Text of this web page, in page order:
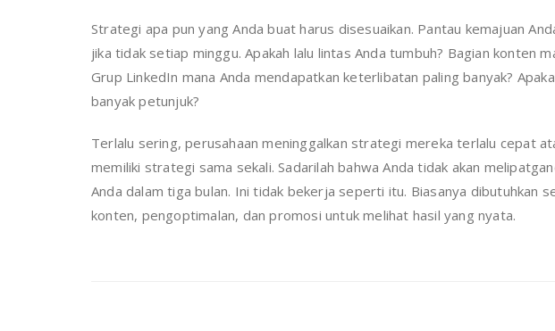
Strategi apa pun yang Anda buat harus disesuaikan. Pantau kemajuan
jika tidak setiap minggu. Apakah lalu lintas Anda tumbuh? Bagian konten
Grup LinkedIn mana Anda mendapatkan keterlibatan paling banyak?
banyak petunjuk?
Terlalu sering, perusahaan meninggalkan strategi mereka terlalu cepat
memiliki strategi sama sekali. Sadarilah bahwa Anda tidak akan
Anda dalam tiga bulan. Ini tidak bekerja seperti itu. Biasanya dibutuhkan
konten, pengoptimalan, dan promosi untuk melihat hasil yang nyata.